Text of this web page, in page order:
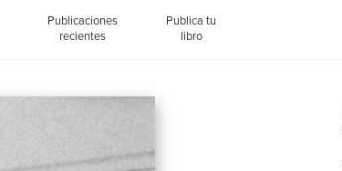
Publicaciones
recientes
Publica tu
libro